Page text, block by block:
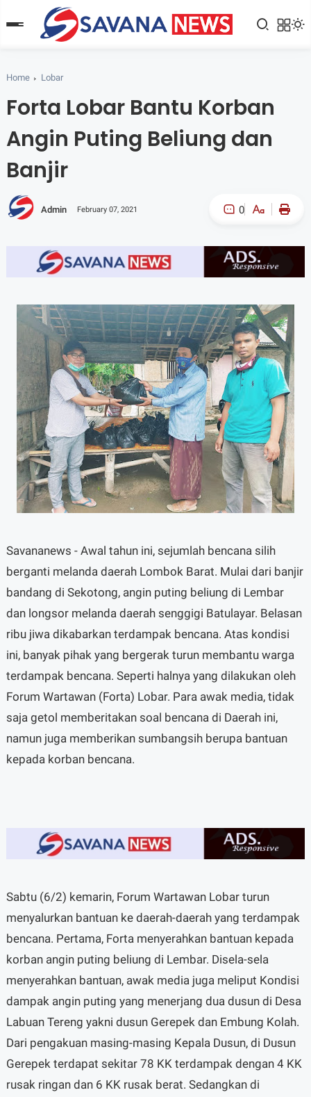
Home Lobar
Forta Lobar Bantu Korban
Angin Puting Beliung dan
Banjir
Admin February 07, 2021 0
A- A+
Savananews - Awal tahun ini, sejumlah bencana silih
berganti melanda daerah Lombok Barat. Mulai dari banjir
bandang di Sekotong, angin puting beliung di Lembar
dan longsor melanda daerah senggigi Batulayar. Belasan
ribu jiwa dikabarkan terdampak bencana. Atas kondisi
ini, banyak pihak yang bergerak turun membantu warga
terdampak bencana. Seperti halnya yang dilakukan oleh
Forum Wartawan (Forta) Lobar. Para awak media, tidak
saja getol memberitakan soal bencana di Daerah ini,
namun juga memberikan sumbangsih berupa bantuan
kepada korban bencana.
Sabtu (6/2) kemarin, Forum Wartawan Lobar turun
menyalurkan bantuan ke daerah-daerah yang terdampak
bencana. Pertama, Forta menyerahkan bantuan kepada
korban angin puting beliung di Lembar. Disela-sela
menyerahkan bantuan, awak media juga meliput Kondisi
dampak angin puting yang menerjang dua dusun di Desa
Labuan Tereng yakni dusun Gerepek dan Embung Kolah.
Dari pengakuan masing-masing Kepala Dusun, di Dusun
Gerepek terdapat sekitar 78 KK terdampak dengan 4 KK
rusak ringan dan 6 KK rusak berat. Sedangkan di